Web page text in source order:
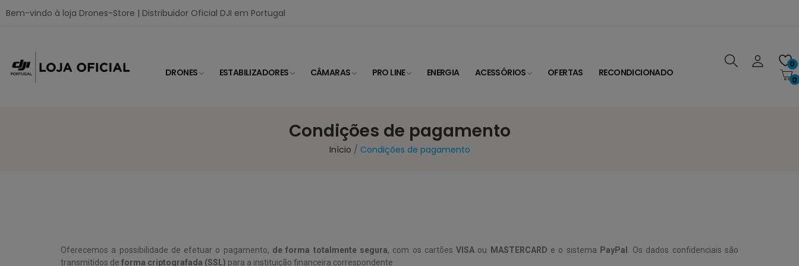
Bem-vindo à loja Drones-Store | Distribuidor Oficial DJI em Portugal
DRONES ESTABILIZADORES CÂMARAS PRO LINE ENERGIA ACESSÓRIOS OFERTAS RECONDICIONADO
0
0
Condições de pagamento
Início Condições de pagamento
Oferecemos a possibilidade de efetuar o pagamento, de forma totalmente segura, com os cartõesVISA ou MASTERCARD e o sistema PayPal
. Os dados confidenciais são
transmitidos de forma criptografada (SSL) para a instituição financeira correspondente